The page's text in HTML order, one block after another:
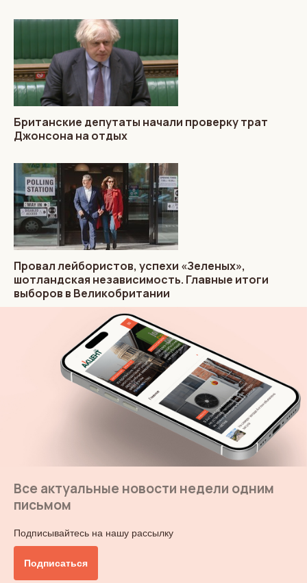
Британские депутаты начали проверку трат
Джонсона на отдых
Провал лейбористов, успехи «Зеленых»,
шотландская независимость. Главные итоги
выборов в Великобритании
Все актуальные новости недели одним
письмом
Подписывайтесь на нашу рассылку
Подписаться